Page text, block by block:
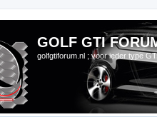
GOLF GTI
golfgtiforum.nl ; voor ieder type